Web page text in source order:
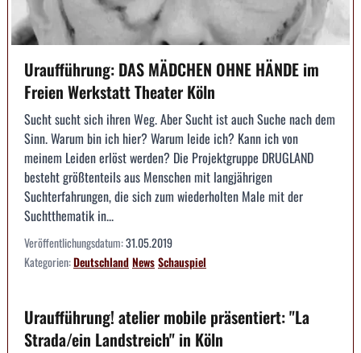
Uraufführung: DAS MÄDCHEN OHNE HÄNDE im
Freien Werkstatt Theater Köln
Sucht sucht sich ihren Weg. Aber Sucht ist auch Suche nach dem
Sinn. Warum bin ich hier? Warum leide ich? Kann ich von
meinem Leiden erlöst werden? Die Projektgruppe DRUGLAND
besteht größtenteils aus Menschen mit langjährigen
Suchterfahrungen, die sich zum wiederholten Male mit der
Suchtthematik in...
Veröffentlichungsdatum:31.05.2019
Kategorien:DeutschlandNewsSchauspiel
Uraufführung! atelier mobile präsentiert: "La
Strada/ein Landstreich" in Köln